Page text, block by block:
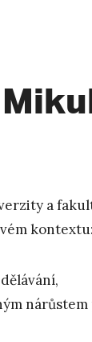
a
kontextu: